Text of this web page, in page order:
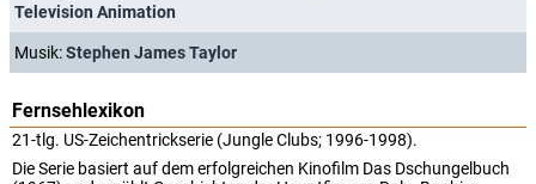
Television Animation
Musik:Stephen James Taylor
Fernsehlexikon
21-tlg. US-Zeichentrickserie (Jungle Clubs; 1996-1998).
Die Serie basiert auf dem erfolgreichen Kinofilm Das Dschungelbuch